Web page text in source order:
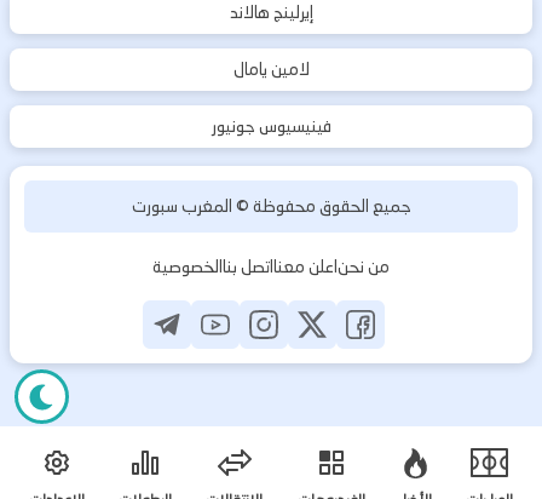
إيرلينج هالاند
لامين يامال
فينيسيوس جونيور
جميع الحقوق محفوظة ©المغرب سبورت
من نحناعلن معنااتصل بناالخصوصية